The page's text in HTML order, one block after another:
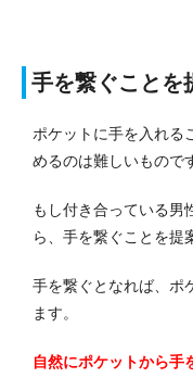
手を繋ぐことを
ポケットに手を入れる
めるのは難しいもので
もし付き合っている男
ら、手を繋ぐことを提
手を繋ぐとなれば、ポ
ます。
自然にポケットから手